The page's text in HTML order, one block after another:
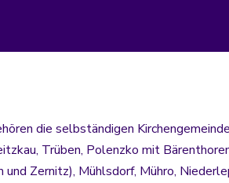
die selbständigen
Trüben, Polenzko mit
und Zernitz), Mühlsdorf, Mühro,